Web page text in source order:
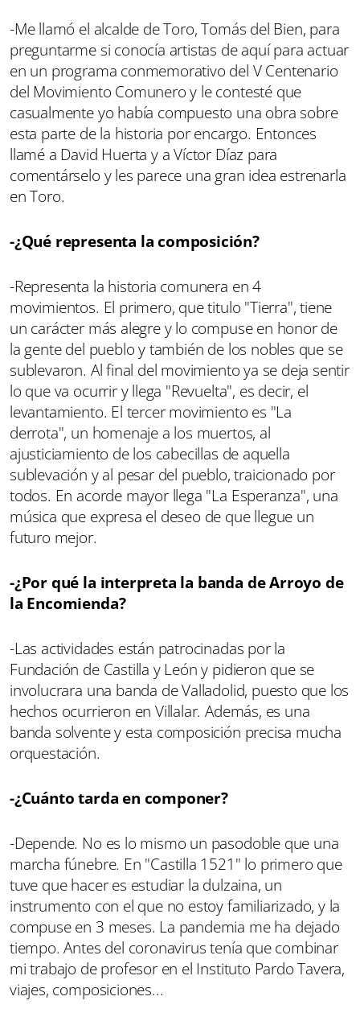
-Me llamó el alcalde de Toro, Tomás del Bien, para
preguntarme si conocía artistas de aquí para actuar
en un programa conmemorativo del V Centenario
del Movimiento Comunero y le contesté que
casualmente yo había compuesto una obra sobre
esta parte de la historia por encargo. Entonces
llamé a David Huerta y a Víctor Díaz para
comentárselo y les parece una gran idea estrenarla
en Toro.
-¿Qué representa la composición?
-Representa la historia comunera en 4
movimientos. El primero, que titulo "Tierra", tiene
un carácter más alegre y lo compuse en honor de
la gente del pueblo y también de los nobles que se
sublevaron. Al final del movimiento ya se deja sentir
lo que va ocurrir y llega "Revuelta", es decir, el
levantamiento. El tercer movimiento es "La
derrota", un homenaje a los muertos, al
ajusticiamiento de los cabecillas de aquella
sublevación y al pesar del pueblo, traicionado por
todos. En acorde mayor llega "La Esperanza", una
música que expresa el deseo de que llegue un
futuro mejor.
-¿Por qué la interpreta la banda de Arroyo de
la Encomienda?
-Las actividades están patrocinadas por la
Fundación de Castilla y León y pidieron que se
involucrara una banda de Valladolid, puesto que los
hechos ocurrieron en Villalar. Además, es una
banda solvente y esta composición precisa mucha
orquestación.
-¿Cuánto tarda en componer?
-Depende. No es lo mismo un pasodoble que una
marcha fúnebre. En "Castilla 1521" lo primero que
tuve que hacer es estudiar la dulzaina, un
instrumento con el que no estoy familiarizado, y la
compuse en 3 meses. La pandemia me ha dejado
tiempo. Antes del coronavirus tenía que combinar
mi trabajo de profesor en el Instituto Pardo Tavera,
viajes, composiciones...